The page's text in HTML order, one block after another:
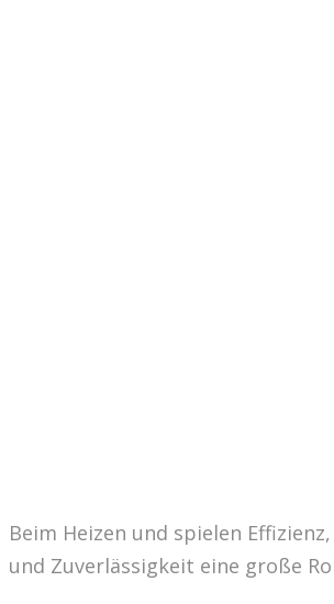
Beim Heizen und spielen
und Zuverlässigkeit eine große